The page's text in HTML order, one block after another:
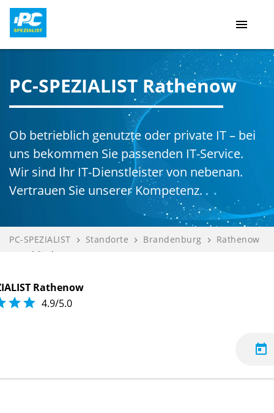
menu
PC-SPEZIALIST Rathenow
Ob betrieblich genutzte oder private IT – bei
uns bekommen Sie passenden IT-Service.
Wir sind Ihr IT-Dienstleister von nebenan.
Vertrauen Sie unserer Kompetenz.
PC-SPEZIALIST navigate_next Standorte navigate_next Brandenburg navigate_next Rathenow
Poldi electr...
Rathenow
 4.9/5.0
today